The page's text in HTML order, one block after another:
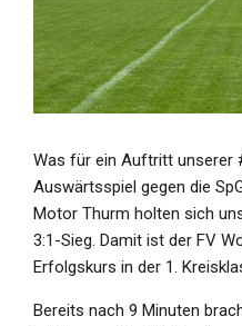
Was für ein Auftritt unserer
Auswärtsspiel gegen die
Motor Thurm holten sich
3:1-Sieg. Damit ist der FV
Erfolgskurs in der 1.
Bereits nach 9 Minuten